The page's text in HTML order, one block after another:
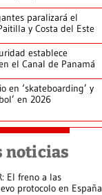
paralizará el
y Costa del Este
establece
el Canal de Panamá
en ‘skateboarding’ y
en 2026
noticias
El freno a las
protocolo en España